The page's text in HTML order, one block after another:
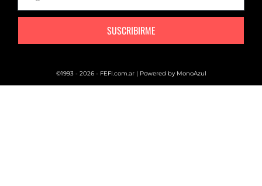
SUSCRIBIRME
©1993 - 2026 - FEFI.com.ar | Powered by MonoAzul